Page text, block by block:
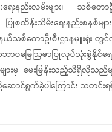
းနည်းလမ်းများ၊ သစ်တော
ြုစုထိန်းသိမ်းရေးနည်းစနစ်မျ
ယ်သစ်တောဦးစီးဌာနမှူးရုံး တွ
သဘာဝမြေဩဇာပြုလုပ်သုံးစွဲနို
းမှ မေးမြန်းသည့်သိရှိလိုသည်မျ
တို့ဆောင်ရွက်ခဲ့ပါကြောင်း သတင်း